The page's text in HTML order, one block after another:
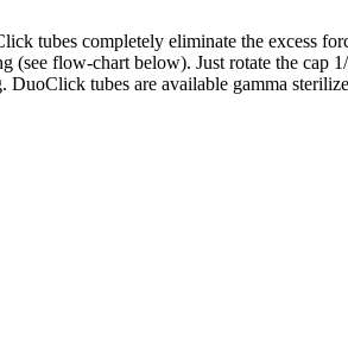
tubes completely eliminate the excess
flow-chart below). Just rotate the cap
tubes are available gamma